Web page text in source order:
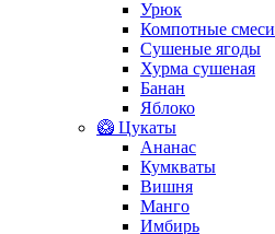
Урюк
Компотные смеси
Сушеные ягоды
Хурма сушеная
Банан
Яблоко
🥝 Цукаты
Ананас
Кумкваты
Вишня
Манго
Имбирь